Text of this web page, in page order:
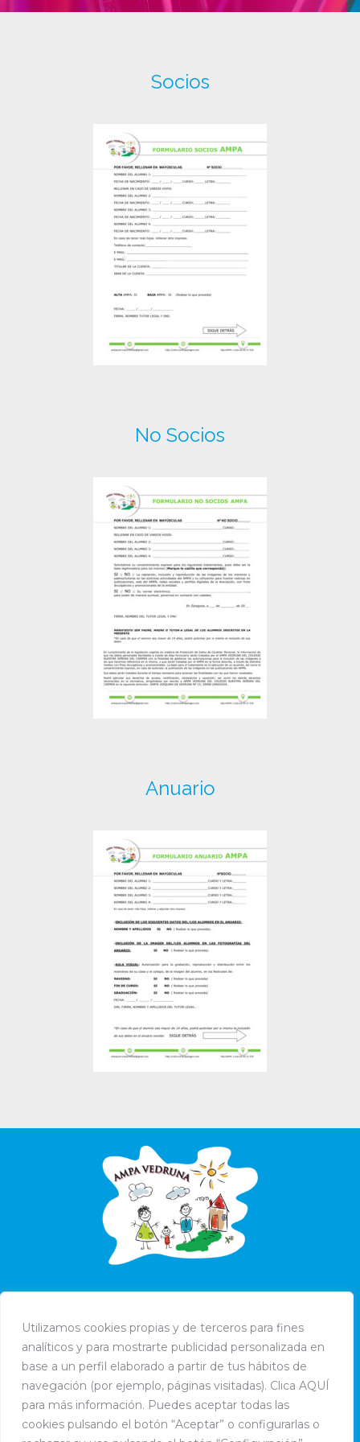
Utilizamos cookies propias y de terceros para fines
analíticos y para mostrarte publicidad personalizada en
base a un perfil elaborado a partir de tus hábitos de
navegación (por ejemplo, páginas visitadas). Clica AQUÍ
para más información. Puedes aceptar todas las
cookies pulsando el botón “Aceptar” o configurarlas o
Socios
No Socios
Anuario